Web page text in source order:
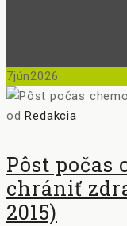
7jún2026
od Redakcia
Pôst počas
chrániť
2015)